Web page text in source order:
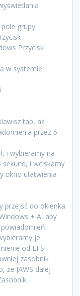
grupy
Przycisk
w systemie
tab, aż
przez 5
i wybieramy na
sekund, i wciskamy
okno ułatwienia
przejść do okienka
+ A, aby
powiadomień
je
od EFS
zasobnik
że JAWS dalej